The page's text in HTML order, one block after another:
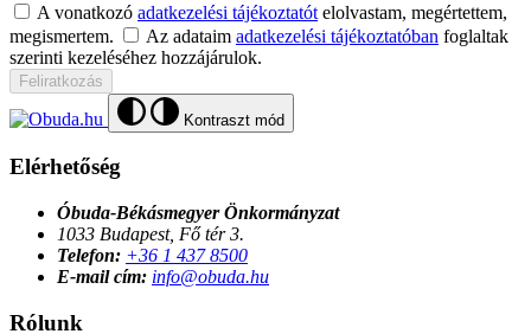
A vonatkozó adatkezelési tájékoztatót elolvastam, megértettem,
megismertem.
Az adataim adatkezelési tájékoztatóban foglaltak
szerinti kezeléséhez hozzájárulok.
Feliratkozás
Kontraszt mód
Elérhetőség
Óbuda-Békásmegyer Önkormányzat
1033 Budapest, Fő tér 3.
Telefon: +36 1 437 8500
E-mail cím: info@obuda.hu
Rólunk